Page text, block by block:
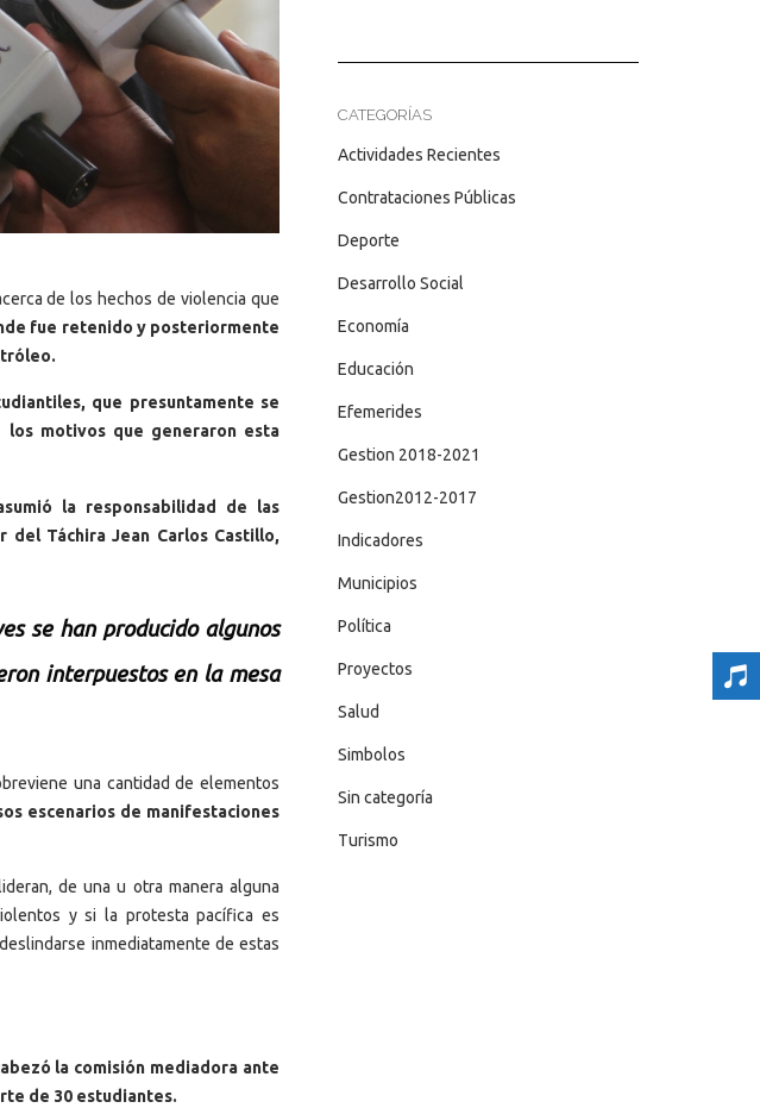
de los hechos de violencia que
fue retenido y posteriormente
que presuntamente se
motivos que generaron esta
la responsabilidad de las
Táchira Jean Carlos Castillo,
se han producido algunos
interpuestos en la mesa
una cantidad de elementos
escenarios de manifestaciones
de una u otra manera alguna
y si la protesta pacífica es
inmediatamente de estas
la comisión mediadora ante
de 30 estudiantes.
CATEGORÍAS
Actividades Recientes
Contrataciones Públicas
Deporte
Desarrollo Social
Economía
Educación
Efemerides
Gestion 2018-2021
Gestion2012-2017
Indicadores
Municipios
Política
Proyectos
Salud
Simbolos
Sin categoría
Turismo